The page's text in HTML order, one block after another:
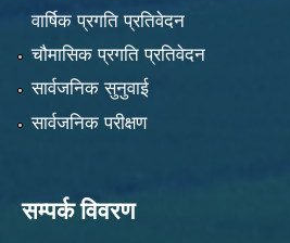
वार्षिक प्रगति प्रतिवेदन
चौमासिक प्रगति प्रतिवेदन
सार्वजनिक सुनुवाई
सार्वजनिक परीक्षण
सम्पर्क विवरण